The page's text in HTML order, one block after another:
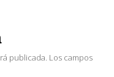
publicada. Los campos